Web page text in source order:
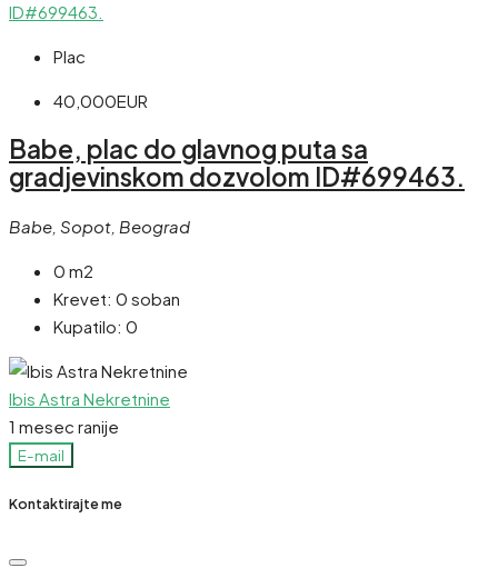
Plac
40,000EUR
Babe, plac do glavnog puta sa
gradjevinskom dozvolom ID#699463.
Babe, Sopot, Beograd
0 m2
Krevet: 0 soban
Kupatilo: 0
Ibis Astra Nekretnine
1 mesec ranije
E-mail
Kontaktirajte me